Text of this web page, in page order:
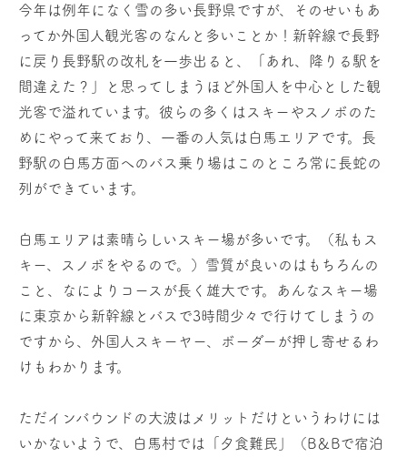
今年は例年になく雪の多い長野県ですが、そのせいもあ
ってか外国人観光客のなんと多いことか！新幹線で長野
に戻り長野駅の改札を一歩出ると、「あれ、降りる駅を
間違えた？」と思ってしまうほど外国人を中心とした観
光客で溢れています。彼らの多くはスキーやスノボのた
めにやって来ており、一番の人気は白馬エリアです。長
野駅の白馬方面へのバス乗り場はこのところ常に長蛇の
列ができています。
白馬エリアは素晴らしいスキー場が多いです。（私もス
キー、スノボをやるので。）雪質が良いのはもちろんの
こと、なによりコースが長く雄大です。あんなスキー場
に東京から新幹線とバスで3時間少々で行けてしまうの
ですから、外国人スキーヤー、ボーダーが押し寄せるわ
けもわかります。
ただインバウンドの大波はメリットだけというわけには
いかないようで、白馬村では「夕食難民」（B＆Bで宿泊